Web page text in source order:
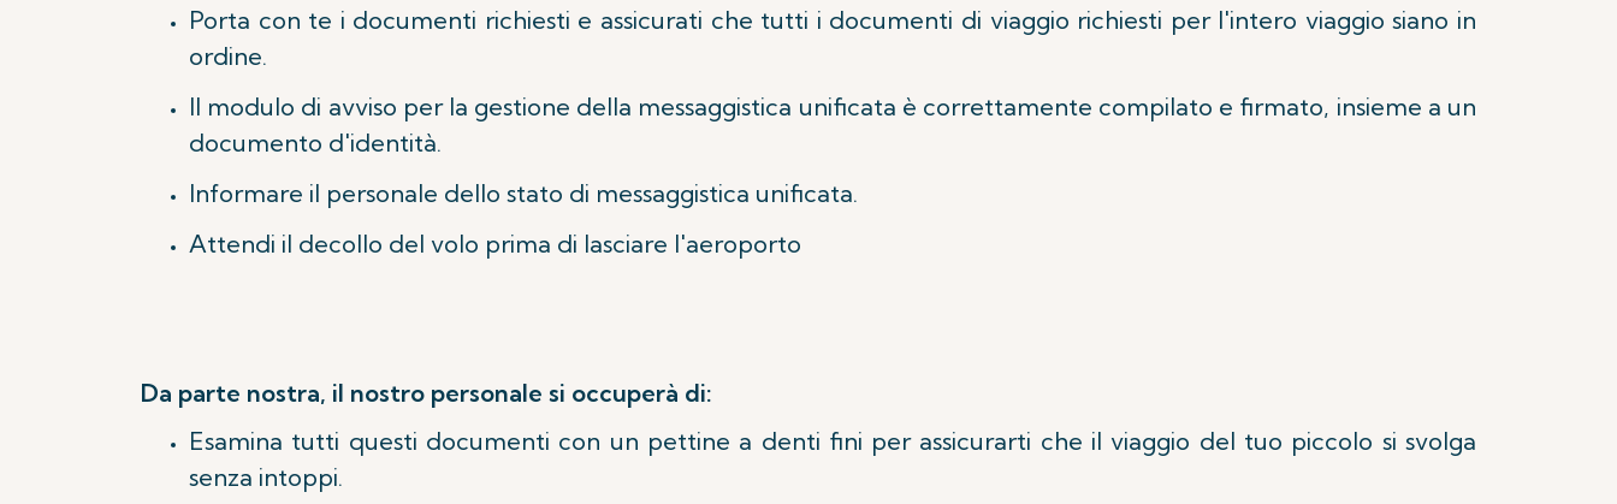
Porta con te i documenti richiesti e assicurati che tutti i documenti di viaggio richiesti per l'intero viaggio siano in
ordine.
Il modulo di avviso per la gestione della messaggistica unificata è correttamente compilato e firmato, insieme a un
documento d'identità.
Informare il personale dello stato di messaggistica unificata.
Attendi il decollo del volo prima di lasciare l'aeroporto
Da parte nostra, il nostro personale si occuperà di:
Esamina tutti questi documenti con un pettine a denti fini per assicurarti che il viaggio del tuo piccolo si svolga
senza intoppi.